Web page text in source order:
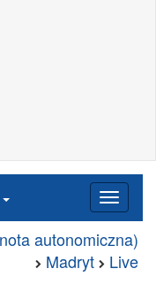
autonomiczna)
Madryt
Live